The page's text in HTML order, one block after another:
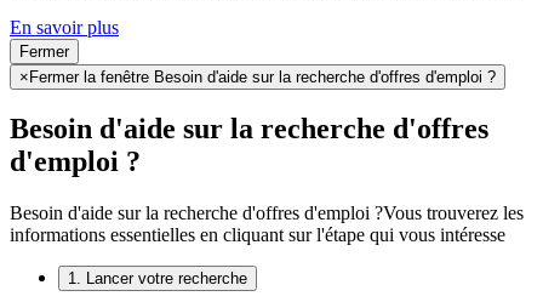
En savoir plus
Fermer
×Fermer la fenêtre Besoin d'aide sur la recherche d'offres d'emploi ?
Besoin d'aide sur la recherche d'offres
d'emploi ?
Besoin d'aide sur la recherche d'offres d'emploi ?Vous trouverez les
informations essentielles en cliquant sur l'étape qui vous intéresse
1. Lancer votre recherche